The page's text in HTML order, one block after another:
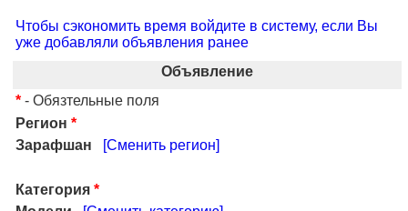
Чтобы сэкономить время войдите в систему, если Вы
уже добавляли объявления ранее
Объявление
* - Обязтельные поля
Регион *
Зарафшан
[Сменить регион]
Категория *